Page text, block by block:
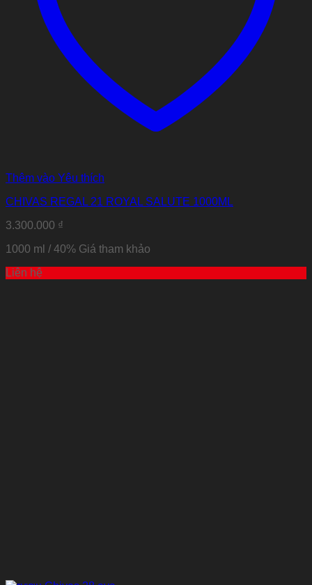
Thêm vào Yêu thích
CHIVAS REGAL 21 ROYAL SALUTE 1000ML
3.300.000 ₫
1000 ml / 40% Giá tham khảo
Liên hệ